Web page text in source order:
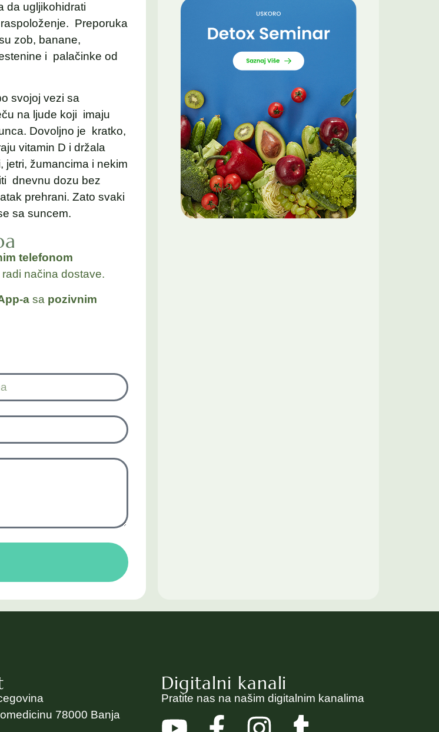
da ugljikohidrati
Preporuka
zob, banane,
i palačinke od
svojoj vezi sa
na ljude koji imaju
Dovoljno je kratko,
vitamin D i držala
jetri, žumancima i nekim
dnevnu dozu bez
prehrani. Zato svaki
sa suncem.
telefonom
načina dostave.
asa pozivnim
78000 Banja
Digitalni kanali
Pratite nas na našim digitalnim kanalima